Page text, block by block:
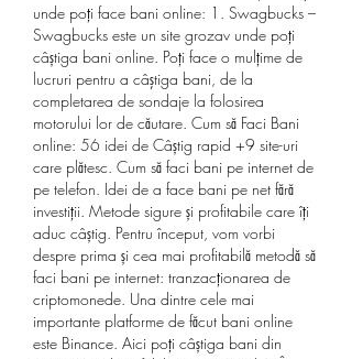
unde poţi face bani online: 1. Swagbucks –
Swagbucks este un site grozav unde poți
câștiga bani online. Poți face o mulțime de
lucruri pentru a câştiga bani, de la
completarea de sondaje la folosirea
motorului lor de căutare. Cum să Faci Bani
online: 56 idei de Câștig rapid +9 site-uri
care plătesc. Cum să faci bani pe internet de
pe telefon. Idei de a face bani pe net fără
investiții. Metode sigure și profitabile care îți
aduc câștig. Pentru început, vom vorbi
despre prima și cea mai profitabilă metodă să
faci bani pe internet: tranzacționarea de
criptomonede. Una dintre cele mai
importante platforme de făcut bani online
este Binance. Aici poți câștiga bani din